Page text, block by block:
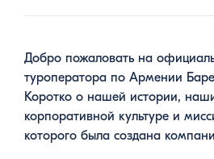
Добро пожаловать на
туроператора по Армении
Коротко о нашей истории,
корпоративной культуре и
которого была создана